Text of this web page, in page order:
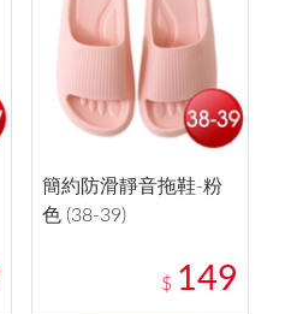
簡約防滑靜音拖鞋-粉
色 (38-39)
$ 149